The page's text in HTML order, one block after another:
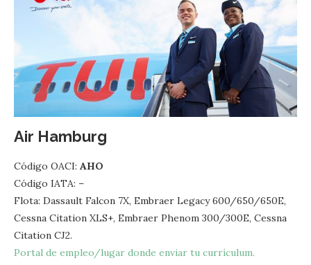
Air Hamburg
Código OACI: AHO
Código IATA: –
Flota: Dassault Falcon 7X, Embraer Legacy 600/650/650E,
Cessna Citation XLS+, Embraer Phenom 300/300E, Cessna
Citation CJ2.
Portal de empleo/lugar donde enviar tu currículum.